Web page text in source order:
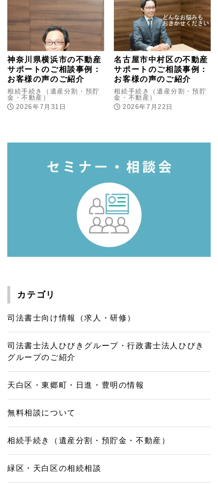
神奈川県横浜市の不動産
サポートのご相談事例：
お客様の声のご紹介
相続手続き（遺産分割・預貯
金・不動産）
2026年7月31日
名古屋市中村区の不動産
サポートのご相談事例：
お客様の声のご紹介
相続手続き（遺産分割・預貯
金・不動産）
2026年7月22日
カテゴリ
司法書士向け情報（求人・研修）
司法書士法人ひびきグループ・行政書士法人ひびき
グループのご紹介
天白区・東郷町・日進・豊明の情報
無料相談について
相続手続き（遺産分割・預貯金・不動産）
緑区・天白区の相続相談